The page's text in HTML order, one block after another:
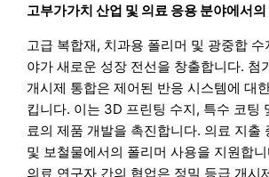
고부가가치 산업 및 의료 응용 분야에서
고급 복합재, 치과용 폴리머 및 광중합
야가 새로운 성장 전선을 창출합니다. 첨
개시제 통합은 제어된 반응 시스템에 대
킵니다. 이는 3D 프린팅 수지, 특수 코팅
료의 제품 개발을 촉진합니다. 의료 지출
및 보철물에서의 폴리머 사용을 지원합
의료 연구자 간의 협업은 정밀 등급 개시